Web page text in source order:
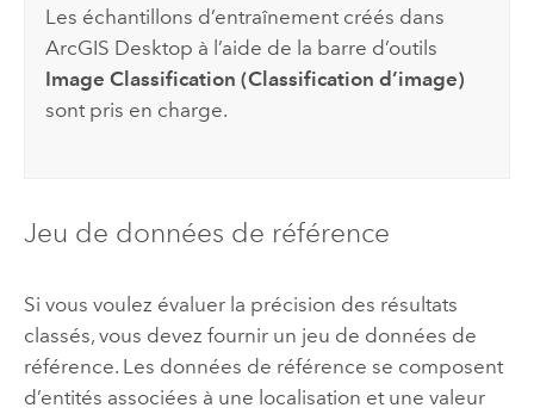
Les échantillons d’entraînement créés dans
ArcGIS Desktop à l’aide de la barre d’outils
Image Classification (Classification d’image)
sont pris en charge.
Jeu de données de référence
Si vous voulez évaluer la précision des résultats
classés, vous devez fournir un jeu de données de
référence. Les données de référence se composent
d’entités associées à une localisation et une valeur